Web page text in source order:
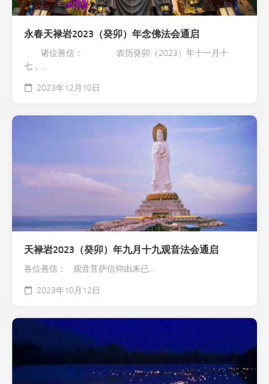
永春天禄岩2023（癸卯）年念佛法会通启
诸位善信： 农历癸卯（2023）年十一月十
七，...
2023年12月10日
天禄岩2023（癸卯）年九月十九观音法会通启
各位善信： 观音菩萨信仰由来已...
2023年10月12日